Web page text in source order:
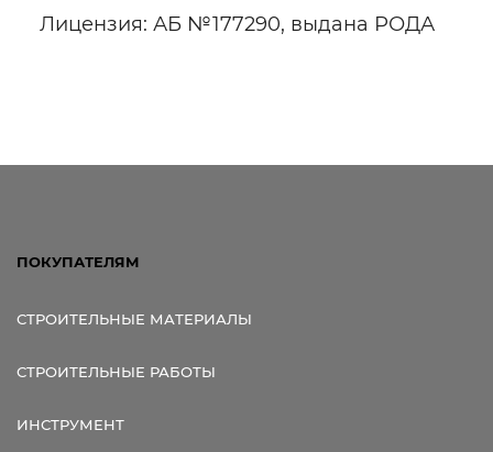
Лицензия: АБ №177290, выдана РОДА
ПОКУПАТЕЛЯМ
СТРОИТЕЛЬНЫЕ МАТЕРИАЛЫ
СТРОИТЕЛЬНЫЕ РАБОТЫ
ИНСТРУМЕНТ